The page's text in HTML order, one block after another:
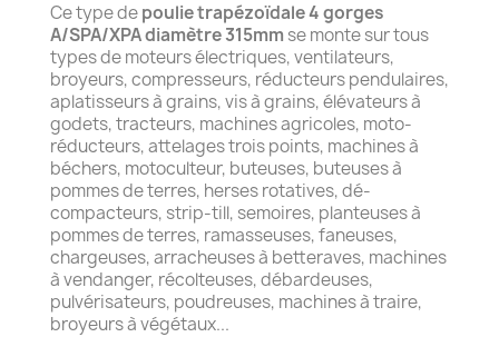
Ce type depoulie trapézoïdale 4 gorges
A/SPA/XPA diamètre 315mm se monte sur tous
types de moteurs électriques, ventilateurs,
broyeurs, compresseurs, réducteurs pendulaires,
aplatisseurs à grains, vis à grains, élévateurs à
godets, tracteurs, machines agricoles, moto-
réducteurs, attelages trois points, machines à
béchers, motoculteur, buteuses, buteuses à
pommes de terres, herses rotatives, dé-
compacteurs, strip-till, semoires, planteuses à
pommes de terres, ramasseuses, faneuses,
chargeuses, arracheuses à betteraves, machines
à vendanger, récolteuses, débardeuses,
pulvérisateurs, poudreuses, machines à traire,
broyeurs à végétaux...